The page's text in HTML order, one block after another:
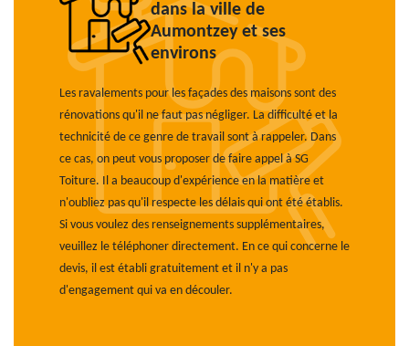
dans la ville de
Aumontzey et ses
environs
Les ravalements pour les façades des maisons sont des
rénovations qu'il ne faut pas négliger. La difficulté et la
technicité de ce genre de travail sont à rappeler. Dans
ce cas, on peut vous proposer de faire appel à SG
Toiture. Il a beaucoup d'expérience en la matière et
n'oubliez pas qu'il respecte les délais qui ont été établis.
Si vous voulez des renseignements supplémentaires,
veuillez le téléphoner directement. En ce qui concerne le
devis, il est établi gratuitement et il n'y a pas
d'engagement qui va en découler.